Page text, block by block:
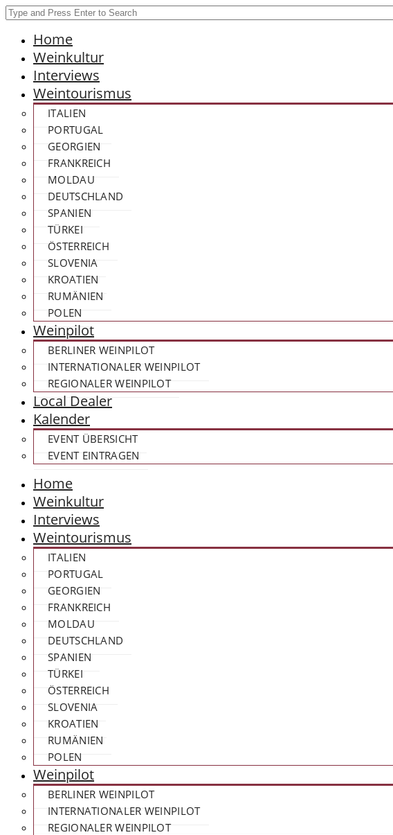
Home
Weinkultur
Interviews
Weintourismus
ITALIEN
PORTUGAL
GEORGIEN
FRANKREICH
MOLDAU
DEUTSCHLAND
SPANIEN
TÜRKEI
ÖSTERREICH
SLOVENIA
KROATIEN
RUMÄNIEN
POLEN
Weinpilot
BERLINER WEINPILOT
INTERNATIONALER WEINPILOT
REGIONALER WEINPILOT
Local Dealer
Kalender
EVENT ÜBERSICHT
EVENT EINTRAGEN
Home
Weinkultur
Interviews
Weintourismus
ITALIEN
PORTUGAL
GEORGIEN
FRANKREICH
MOLDAU
DEUTSCHLAND
SPANIEN
TÜRKEI
ÖSTERREICH
SLOVENIA
KROATIEN
RUMÄNIEN
POLEN
Weinpilot
BERLINER WEINPILOT
INTERNATIONALER WEINPILOT
REGIONALER WEINPILOT